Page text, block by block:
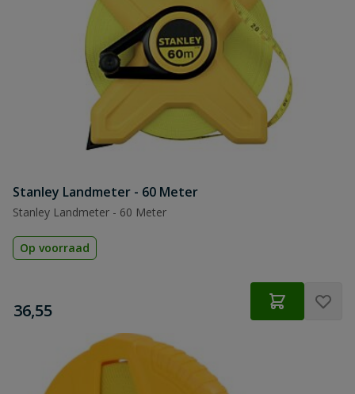
Stanley Landmeter - 60 Meter
Stanley Landmeter - 60 Meter
Op voorraad
€
36,55